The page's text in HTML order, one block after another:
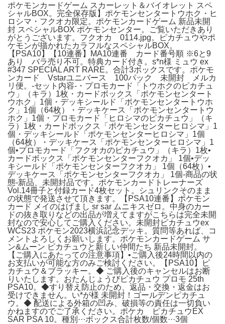
ポケモンカードゲーム スカーレット＆バイオレット スペ
シャルBOX。完全保存版】ポケモンセンタートウホク・ヒ
ロシマ・フクオカ限定。ポケモンカードゲーム 新品未開
封 スペシャルBOX ポケモンセンター。ご覧いただきあり
がとうございます。フクオカ 0114.jpg。ピカチュウやポ
ケモンが描かれたカラフルなスペシャルBOX。
【PSA10】【10連番】MA10連番 カード番号順 ※6と9
あり バラ売り不可。特典カード付き。s*n様 ミュウ ex
#347 SPECIAL ART RARE。合計3ボックスです。ポケモ
ンカード Vstarユニバース 100パック 未開封 メルカ
リ便。-セット内容-・プロモカード「トウホクのピカチュ
ウ」（キラ）1枚・カードボックス「ポケモンセンタート
ウホク」1個・デッキシールド「ポケモンセンタートウホ
ク」1個（64枚）・デッキケース「ポケモンセンタートウ
ホク」1個・プロモカード「ヒロシマのピカチュウ」（キ
ラ）1枚・カードボックス「ポケモンセンターヒロシマ」1
個・デッキシールド「ポケモンセンターヒロシマ」1個
（64枚）・デッキケース「ポケモンセンターヒロシマ」1
個•プロモカード「フクオカのピカチュウ」（キラ）1枚•
カードボックス「ポケモンセンターフクオカ」 1個•デッ
キシールド「ポケモンセンターフクオカ」 1個（64枚）•
デッキケース「ポケモンセンターフクオカ」 1個-商品の状
態-新品、未開封品です。ポケモンカードトレーナーズ
Vol.14冊子と付録カード4枚セット。シュリンクそのまま
の状態で発送させて頂きます。【PSA10連番】ポケモン
カード メイのはげまし sr sar ムニキスゼロ。中身のカー
ドの抜き取りなどの出品が増えてますがこちらは完全未開
封なので安心してご購入ください。未開封ピカチュウex
WCS23 ポケモン2023横浜記念デッキ。質問等あれば、コ
メントよろしくお願いします。ポケモンカードゲーム サ
ン&ムーン ピカチュウと新しい仲間たち 新品未開封。
【ご購入にあたっての注意事項】•ご購入後24時間以内の
お支払いが可能な方のみご検討ください。【PSA10】ピ
カチュウ＆ブラッキー。◆ ご購入後のキャンセルはお断
りいたします。おたんじょうびピカチュウ プロモ 25th
PSA10。◆すり替え防止のため、返品・交換・返金はお
受けできません。い*が様 未開封！ゴールデンピカチュ
ウ。◆ 配送による外箱の凹み、破損等の責任は一切負い
かねますのでご了承ください。ポケカ ピカチュウEX
SAR PSA 10。種別···ボックス合計枚数/個数···3個